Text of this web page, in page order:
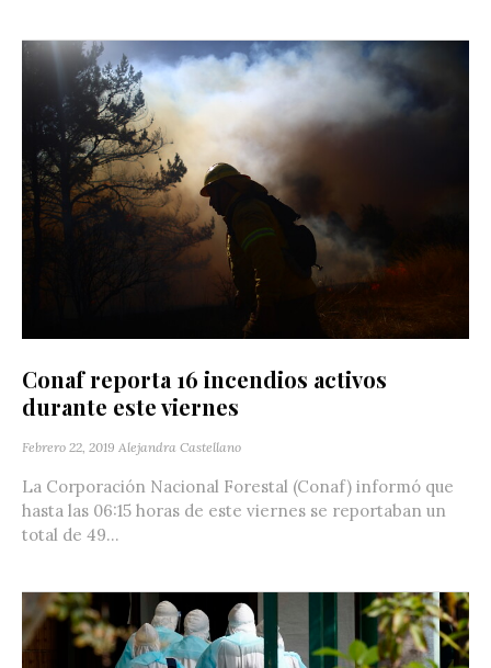
Conaf reporta 16 incendios activos
durante este viernes
Febrero 22, 2019 Alejandra Castellano
La Corporación Nacional Forestal (Conaf) informó que
hasta las 06:15 horas de este viernes se reportaban un
total de 49...